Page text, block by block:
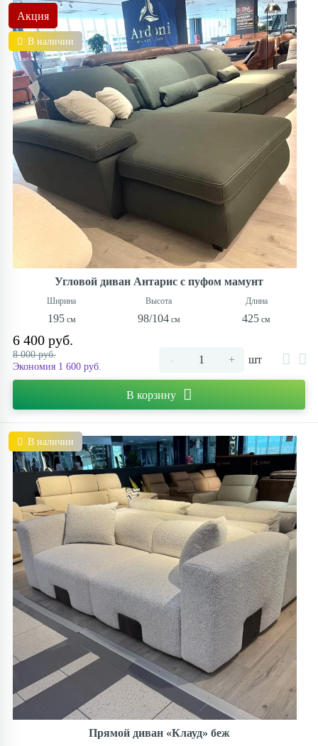
Акция
В наличии
Угловой диван Антарис с пуфом мамунт
195 98/104 425
6 400 руб.
8 000 руб.
Экономия 1 600 руб.
- + шт
В корзину
В наличии
Прямой диван «Клауд» беж